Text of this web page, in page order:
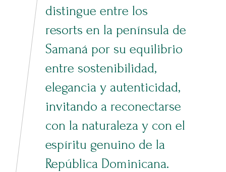
distingue entre los
resorts en la península de
Samaná por su equilibrio
entre sostenibilidad,
elegancia y autenticidad,
invitando a reconectarse
con la naturaleza y con el
espíritu genuino de la
República Dominicana.